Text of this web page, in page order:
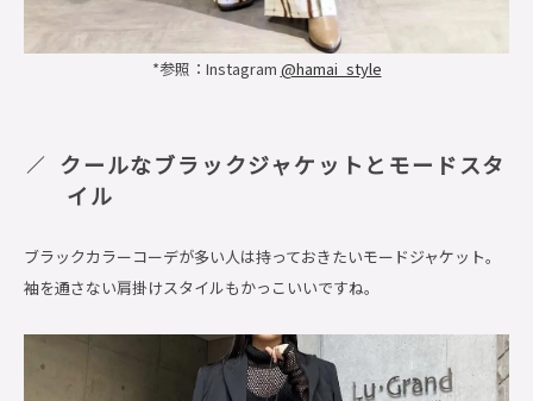
*参照：Instagram @hamai_style
クールなブラックジャケットとモードスタ
イル
ブラックカラーコーデが多い人は持っておきたいモードジャケット。
袖を通さない肩掛けスタイルもかっこいいですね。